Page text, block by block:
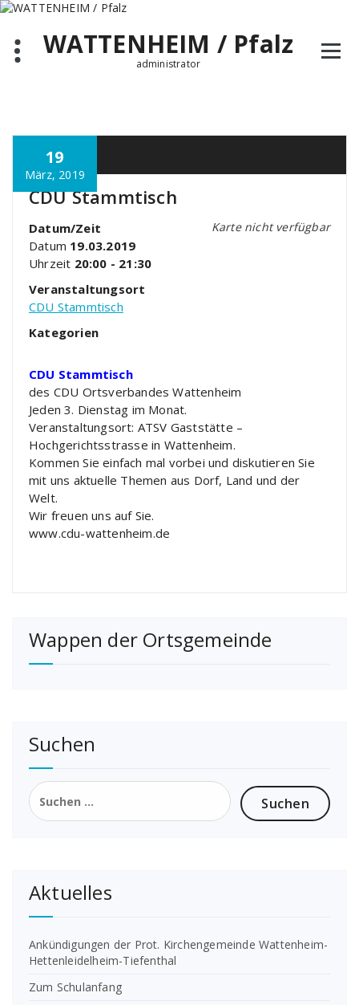
Zum
springenWATTENHEIM / Pfalz
administrator
19
März, 2019
CDU Stammtisch
Karte nicht verfügbar
Datum/Zeit
Datum 19.03.2019
Uhrzeit 20:00 - 21:30
Veranstaltungsort
CDU Stammtisch
Kategorien
CDU Stammtisch
des CDU Ortsverbandes Wattenheim
Jeden 3. Dienstag im Monat.
Veranstaltungsort: ATSV Gaststätte –
Hochgerichtsstrasse in Wattenheim.
Kommen Sie einfach mal vorbei und diskutieren Sie
mit uns aktuelle Themen aus Dorf, Land und der
Welt.
Wir freuen uns auf Sie.
www.cdu-wattenheim.de
Wappen der Ortsgemeinde
Suchen
Suchen
nach:
Aktuelles
Ankündigungen der Prot. Kirchengemeinde Wattenheim-
Hettenleidelheim-Tiefenthal
Zum Schulanfang